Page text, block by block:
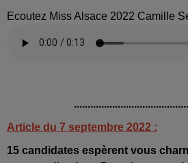
Ecoutez Miss Alsace 2022 Camille
Article du 7 septembre 2022 :
15 candidates espèrent vous